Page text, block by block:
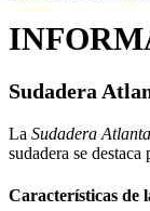
Sudadera
La Sudadera
sudadera se
Características de